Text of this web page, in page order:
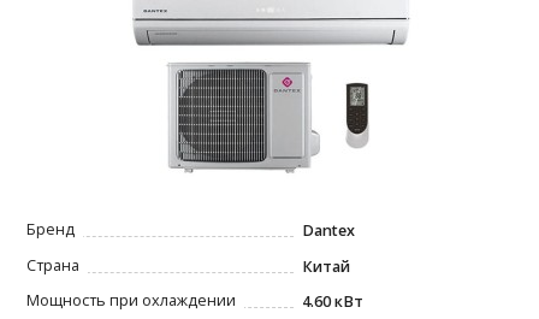
Бренд
Dantex
Страна
Китай
Мощность при охлаждении
4.60 кВт